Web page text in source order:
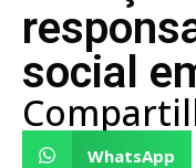
social
WhatsApp